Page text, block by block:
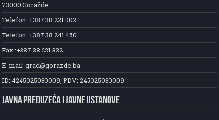
73000 Goražde
Telefon: +387 38 221 002
Telefon: +387 38 241 450
Fax :+387 38 221 332
E-mail: grad@gorazde.ba
ID: 4245025030009, PDV: 245025030009
JAVNA PREDUZEĆA I JAVNE USTANOVE